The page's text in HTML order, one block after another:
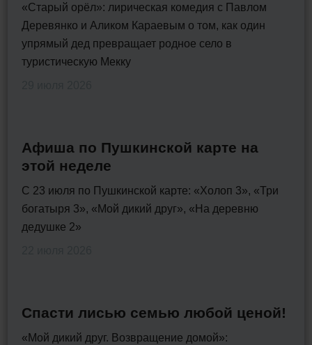
«Старый орёл»: лирическая комедия с Павлом
Деревянко и Аликом Караевым о том, как один
упрямый дед превращает родное село в
туристическую Мекку
Афиша по Пушкинской карте на
этой неделе
С 23 июля по Пушкинской карте: «Холоп 3», «Три
богатыря 3», «Мой дикий друг», «На деревню
дедушке 2»
Спасти лисью семью любой ценой!
«Мой дикий друг. Возвращение домой»: